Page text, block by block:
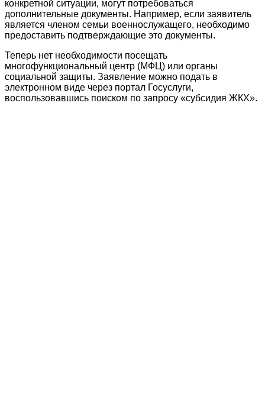
конкретной ситуации, могут потребоваться
дополнительные документы. Например, если заявитель
является членом семьи военнослужащего, необходимо
предоставить подтверждающие это документы.
Теперь нет необходимости посещать
многофункциональный центр (МФЦ) или органы
социальной защиты. Заявление можно подать в
электронном виде через портал Госуслуги,
воспользовавшись поиском по запросу «субсидия ЖКХ».